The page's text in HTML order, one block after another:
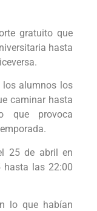
gratuito que
hasta
los alumnos los
caminar hasta
que provoca
25 de abril en
hasta las 22:00
lo que habían